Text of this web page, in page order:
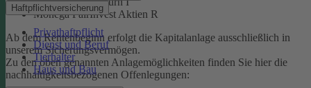
Haftpflichtversicherung
Privathaftpflicht
Dienst und Beruf
Tierhalter
Haus und Bau
Monega FairInvest Aktien R
Ab dem Rentenbeginn erfolgt die Kapitalanlage ausschließlich in
unserem Sicherungsvermögen.
Zu den oben genannten Anlagemöglichkeiten finden Sie hier die
nachhaltigkeitsbezogenen Offenlegungen: